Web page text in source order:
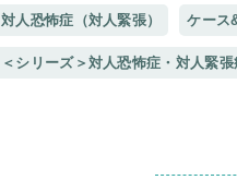
対人恐怖症（対人緊張） ケース
＜シリーズ＞対人恐怖症・対人緊